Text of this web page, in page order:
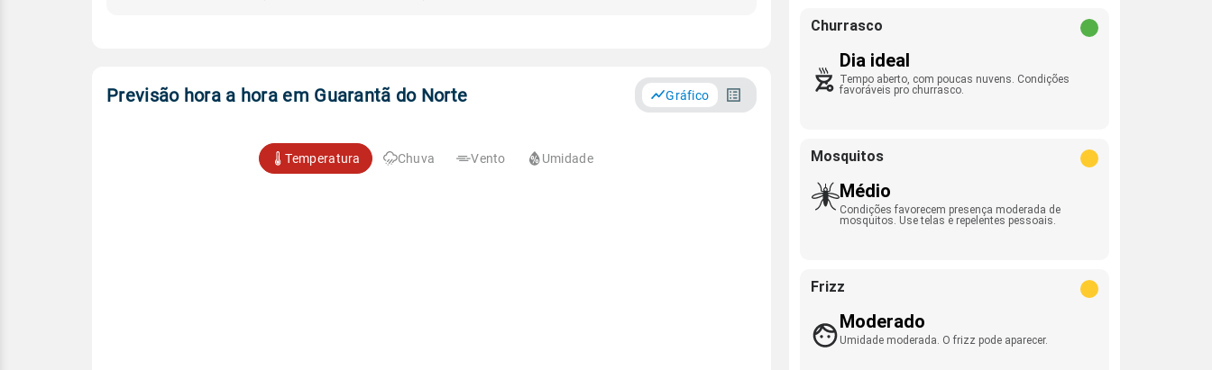
Previsão hora a hora em Guarantã do Norte Gráfico
Temperatura Chuva Vento Umidade
Churrasco
Dia ideal
Tempo aberto, com poucas nuvens. Condições
favoráveis pro churrasco.
Mosquitos
Médio
Condições favorecem presença moderada de
mosquitos. Use telas e repelentes pessoais.
Frizz
Moderado
Umidade moderada. O frizz pode aparecer.